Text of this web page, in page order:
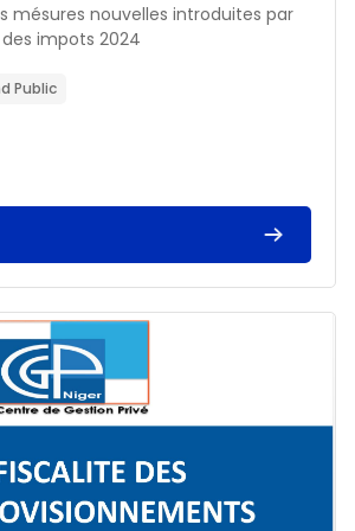
:
mésures nouvelles introduites par
impots 2024
Public
DES APPROVISIONNEMENTS